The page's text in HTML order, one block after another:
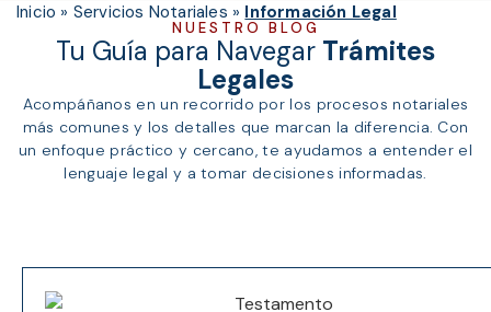
Inicio » Servicios Notariales » Información Legal
NUESTRO BLOG
Tu Guía para Navegar Trámites
Legales
Acompáñanos en un recorrido por los procesos notariales
más comunes y los detalles que marcan la diferencia. Con
un enfoque práctico y cercano, te ayudamos a entender el
lenguaje legal y a tomar decisiones informadas.